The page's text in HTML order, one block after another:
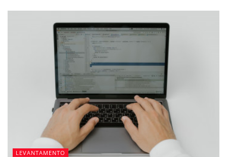
LEVANTAMENTO